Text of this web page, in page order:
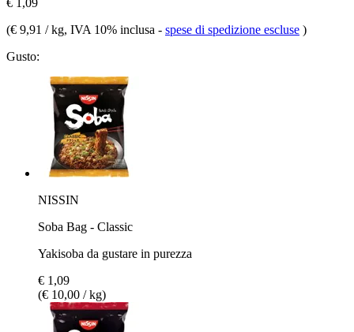
(€ 9,91 / kg, IVA 10% inclusa - spese di spedizione escluse )
Gusto:
NISSIN
Soba Bag - Classic
Yakisoba da gustare in purezza
€ 1,09
(€ 10,00 / kg)